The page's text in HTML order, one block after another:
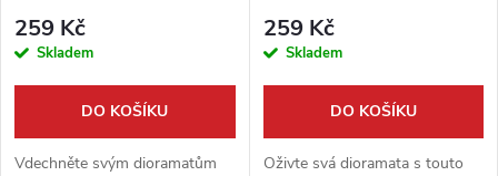
259 Kč
Skladem
DO KOŠÍKU
Vdechněte svým dioramatům
259 Kč
Skladem
DO KOŠÍKU
Oživte svá dioramata s touto